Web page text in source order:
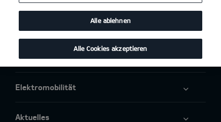
Angebote
Elektromobilität
Aktuelles
Alle ablehnen
Alle Cookies akzeptieren